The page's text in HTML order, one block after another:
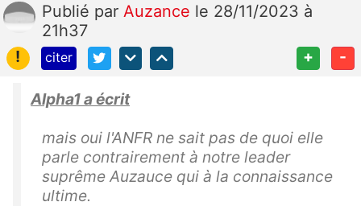
Publié par Auzance le 28/11/2023 à
21h37
!
citer + -
Alpha1 a écrit
mais oui l'ANFR ne sait pas de quoi elle
parle contrairement à notre leader
suprême Auzauce qui à la connaissance
ultime.